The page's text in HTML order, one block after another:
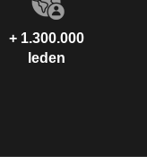
+ 1.300.000
leden